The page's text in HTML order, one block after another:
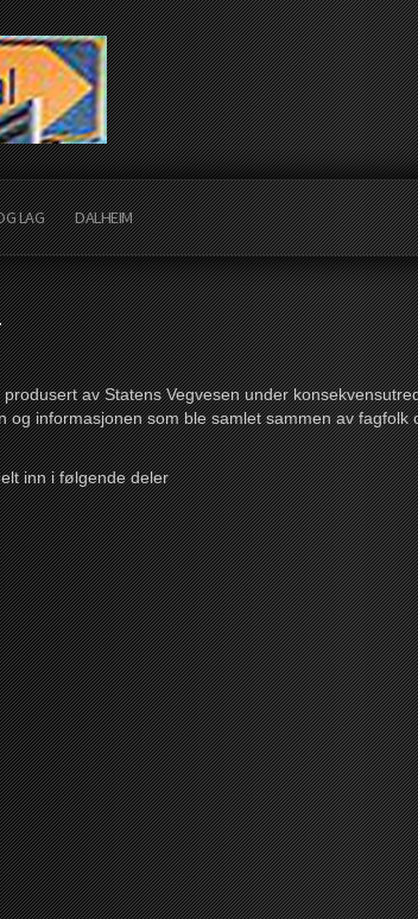
LAG DALHEIM
av Statens Vegvesen under
og informasjonen som ble samlet sammen av
inn i følgende deler